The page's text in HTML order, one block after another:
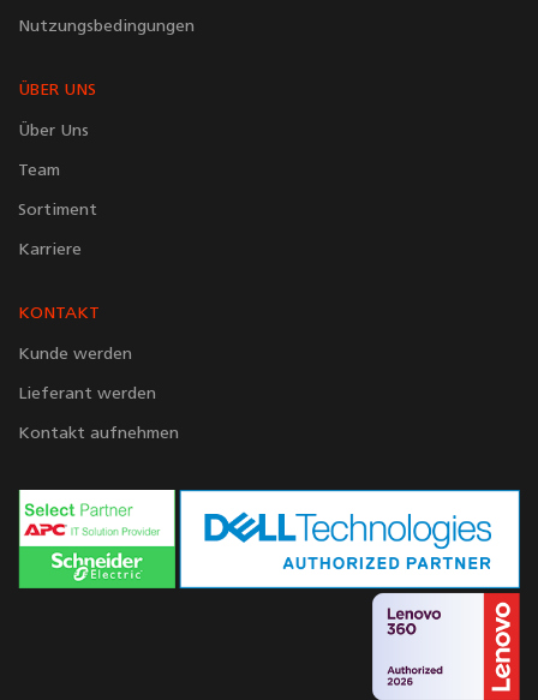
Nutzungsbedingungen
ÜBER UNS
Über Uns
Team
Sortiment
Karriere
KONTAKT
Kunde werden
Lieferant werden
Kontakt aufnehmen